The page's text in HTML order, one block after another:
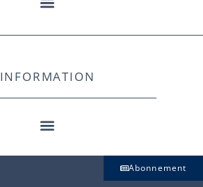
INFORMATION
Abonnement